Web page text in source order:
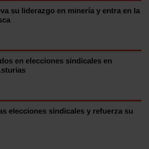
su liderazgo en minería y entra en la
en elecciones sindicales en
elecciones sindicales y refuerza su